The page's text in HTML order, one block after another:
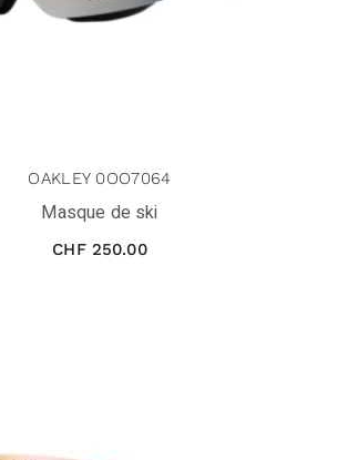
OAKLEY 0OO7064
Masque de ski
CHF250.00